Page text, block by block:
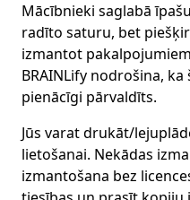
Mācībnieki saglabā
radīto saturu, bet
izmantot
BRAINLify nodrošina,
pienācīgi pārvaldīts.
Jūs varat drukāt/
lietošanai. Nekādas
izmantošana bez